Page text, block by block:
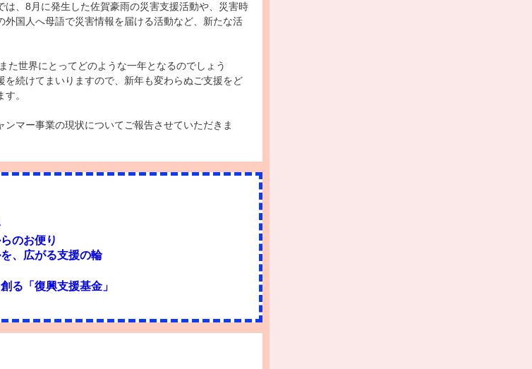
は、8月に発生した佐賀豪雨の災害支援活動や、災害時
外国人へ母語で災害情報を届ける活動など、新たな活
世界にとってどのような一年となるのでしょう
続けてまいりますので、新年も変わらぬご支援をど
。
マー事業の現状についてご報告させていただきま
のお便り
を、広がる支援の輪
る「復興支援基金」